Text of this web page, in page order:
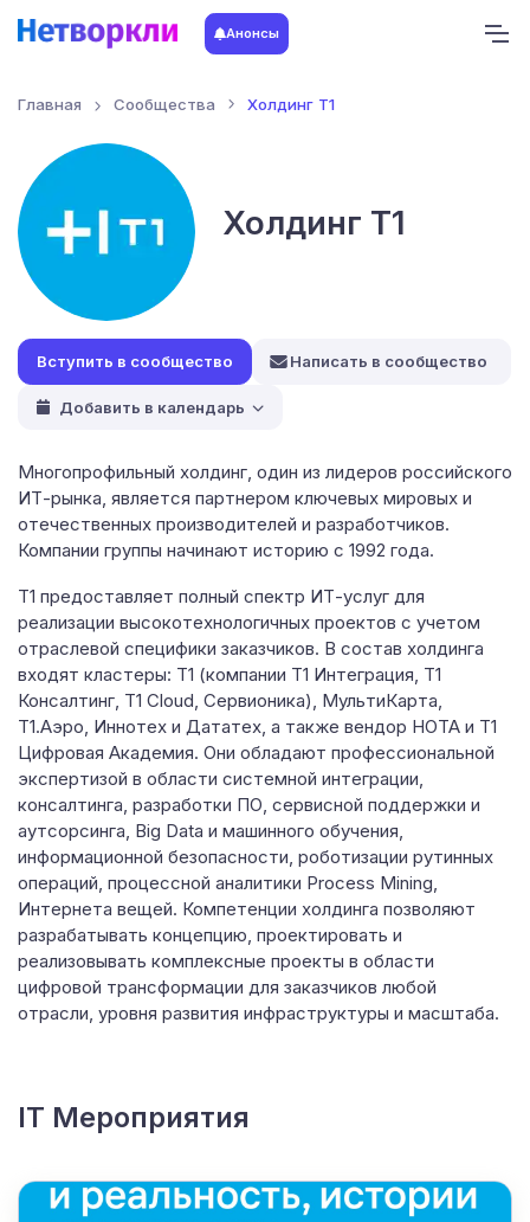
Анонсы
Главная Сообщества Холдинг T1
Холдинг T1
Написать в сообщество
Добавить в календарь
Многопрофильный холдинг, один из лидеров российского
ИТ-рынка, является партнером ключевых мировых и
отечественных производителей и разработчиков.
Компании группы начинают историю с 1992 года.
Т1 предоставляет полный спектр ИТ-услуг для
реализации высокотехнологичных проектов с учетом
отраслевой специфики заказчиков. В состав холдинга
входят кластеры: Т1 (компании Т1 Интеграция, Т1
Консалтинг, Т1 Cloud, Сервионика), МультиКарта,
Т1.Аэро, Иннотех и Дататех, а также вендор НОТА и Т1
Цифровая Академия. Они обладают профессиональной
экспертизой в области системной интеграции,
консалтинга, разработки ПО, сервисной поддержки и
аутсорсинга, Big Data и машинного обучения,
информационной безопасности, роботизации рутинных
операций, процессной аналитики Process Mining,
Интернета вещей. Компетенции холдинга позволяют
разрабатывать концепцию, проектировать и
реализовывать комплексные проекты в области
цифровой трансформации для заказчиков любой
отрасли, уровня развития инфраструктуры и масштаба.
IT Мероприятия